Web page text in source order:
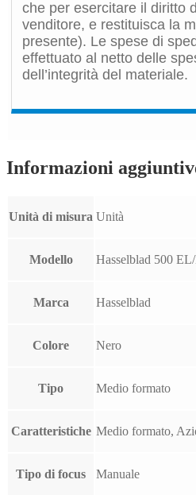
che per esercitare il diritto
venditore, e restituisca la
presente). Le spese di
effettuato al netto delle
dell’integrità del materiale.
Informazioni
Unità di misura Unità
Modello Hasselblad 500
Marca Hasselblad
Colore Nero
Tipo Medio formato
Caratteristiche Medio formato,
Tipo di focus Manuale